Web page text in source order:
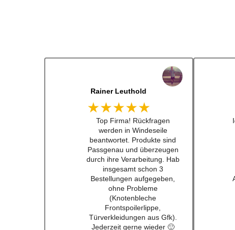
Dennis Lorenz (Inch)
★★★★★
Schneller Versandt, Top
Qualität immerwieder gerne
bei euch #w201Commumity